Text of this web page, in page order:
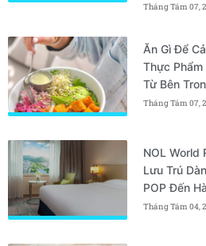
Tháng Tám 07,
Ăn Gì Để
Thực Phẩm
Từ Bên
Tháng Tám 07,
NOL World
Lưu Trú
POP Đến
Tháng Tám 04,